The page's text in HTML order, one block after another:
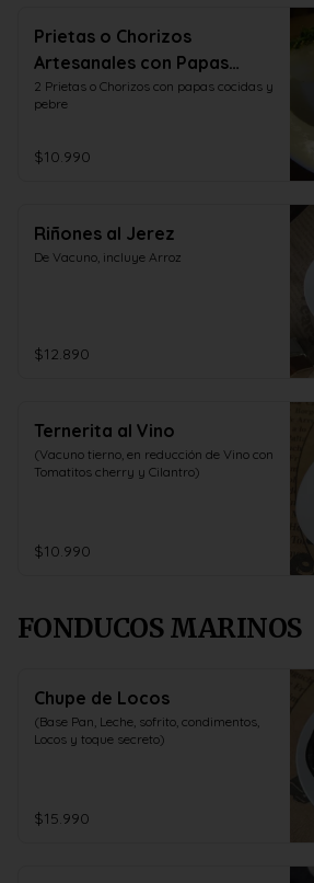
Prietas o Chorizos
Artesanales con Papas
Cocidas y Pebre
2 Prietas o Chorizos con papas cocidas y
pebre
$10.990
Riñones al Jerez
De Vacuno, incluye Arroz
$12.890
Ternerita al Vino
(Vacuno tierno, en reducción de Vino con
Tomatitos cherry y Cilantro)
$10.990
FONDUCOS MARINOS
Chupe de Locos
(Base Pan, Leche, sofrito, condimentos,
Locos y toque secreto)
$15.990